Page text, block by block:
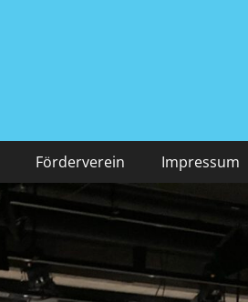
Förderverein Impressum